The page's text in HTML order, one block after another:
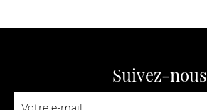
Suivez-nous